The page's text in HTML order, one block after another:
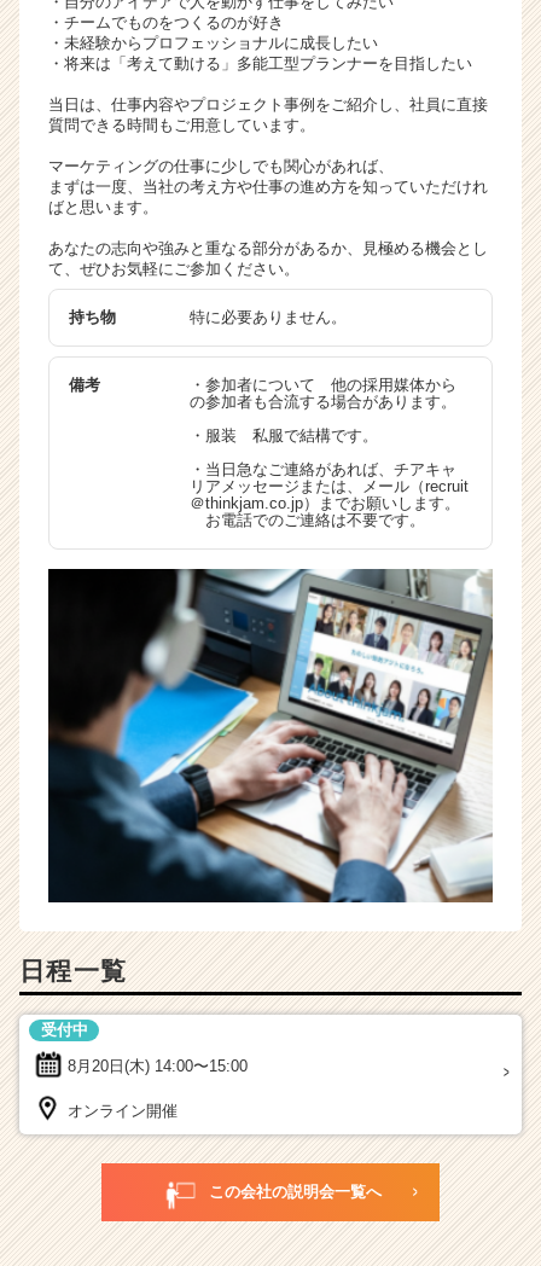
・チームでものをつくるのが好き
・未経験からプロフェッショナルに成長したい
・将来は「考えて動ける」多能工型プランナーを目指したい
当日は、仕事内容やプロジェクト事例をご紹介し、社員に直接
質問できる時間もご用意しています。
マーケティングの仕事に少しでも関心があれば、
まずは一度、当社の考え方や仕事の進め方を知っていただけれ
ばと思います。
あなたの志向や強みと重なる部分があるか、見極める機会とし
て、ぜひお気軽にご参加ください。
持ち物 特に必要ありません。
備考
・参加者について 他の採用媒体から
の参加者も合流する場合があります。
・服装 私服で結構です。
・当日急なご連絡があれば、チアキャ
リアメッセージまたは、メール（recruit
＠thinkjam.co.jp）までお願いします。
お電話でのご連絡は不要です。
日程一覧
8月20日(木) 14:00〜15:00
受付中
オンライン開催
この会社の説明会一覧へ